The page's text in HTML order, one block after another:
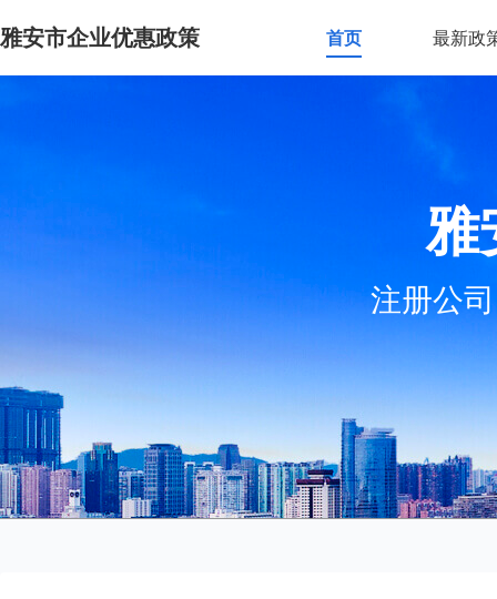
雅安市企业优惠政策 首页 最新政
雅
注册公